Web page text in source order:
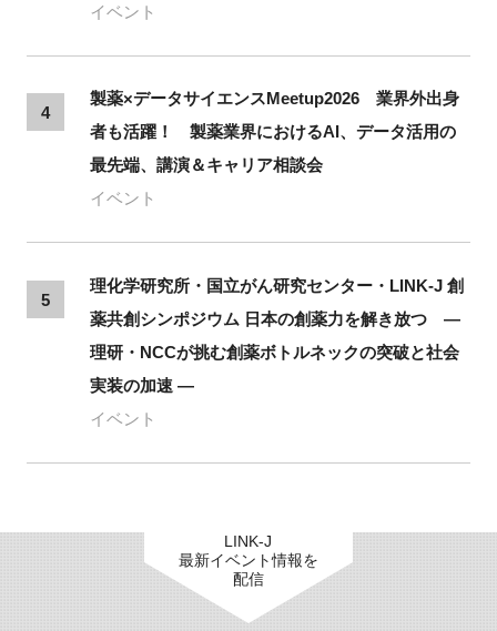
イベント
4
製薬×データサイエンスMeetup2026 業界外出身
者も活躍！ 製薬業界におけるAI、データ活用の
最先端、講演＆キャリア相談会
イベント
5
理化学研究所・国立がん研究センター・LINK-J 創
薬共創シンポジウム 日本の創薬力を解き放つ ―
理研・NCCが挑む創薬ボトルネックの突破と社会
実装の加速 ―
イベント
LINK-J
最新イベント情報を
配信